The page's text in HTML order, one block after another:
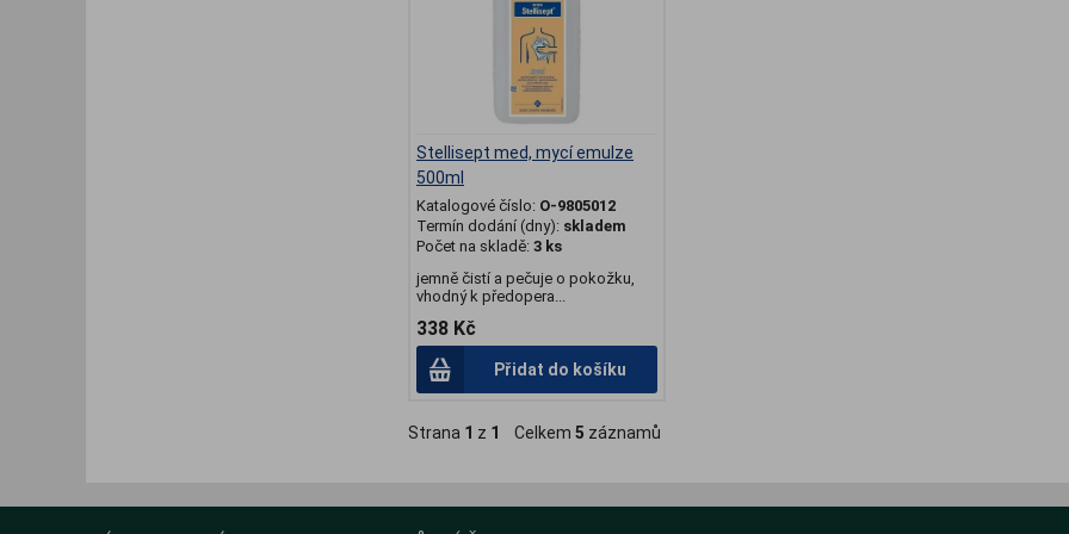
Stellisept med, mycí emulze
500ml
Katalogové číslo: O-9805012
Termín dodání (dny): skladem
Počet na skladě: 3 ks
jemně čistí a pečuje o pokožku,
vhodný k předopera...
338 Kč
Přidat do košíku
Strana 1 z 1 Celkem 5 záznamů